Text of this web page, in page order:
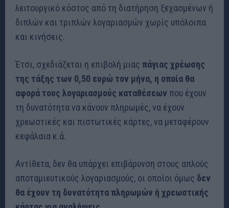
λειτουργικό κόστος από τη διατήρηση ξεχασμένων ή
διπλών και τριπλών λογαριασμών χωρίς υπόλοιπα
και κινήσεις.
Έτσι, σχεδιάζεται η επιβολή μιας πάγιας χρέωσης
της τάξης των 0,50 ευρώ τον μήνα, η οποία θα
αφορά τους λογαριασμούς καταθέσεων που έχουν
τη δυνατότητα να κάνουν πληρωμές, να έχουν
χρεωστικές και πιστωτικές κάρτες, να μεταφέρουν
κεφάλαια κ.ά.
Αντίθετα, δεν θα υπάρχει επιβάρυνση στους απλούς
αποταμιευτικούς λογαριασμούς, οι οποίοι όμως δεν
θα έχουν τη δυνατότητα πληρωμών ή χρεωστικής